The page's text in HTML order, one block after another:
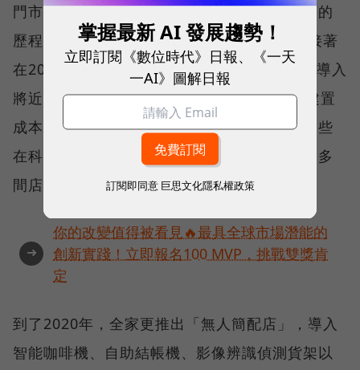
門市中已逐漸看到相關應用。以全家便利商店的
歷程來看，2018年推出科技概念一號店，緊接著
在2019年又開了2號店，每一間店裡面都嘗試導入
將近10種以上先前沒有嘗試過的科技設備，建置
成本也都高達千萬以上。接下來，也能看見這些
在科技概念店中實驗的設備，陸續推動到全台多
間店鋪中。
➜
你的改變值得被看見🔥最具全球市場潛能的
創新實踐！立即報名100 MVP，挑戰雙獎肯
定
到了2020年，全家更推出「無人簡配店」，導入
智能咖啡機、自助結帳機、影像辨識偵測貨架以
掌握最新 AI 發展趨勢！
立即訂閱《數位時代》日報、《一天
一AI》圖解日報
訂閱即同意 巨思文化隱私權政策